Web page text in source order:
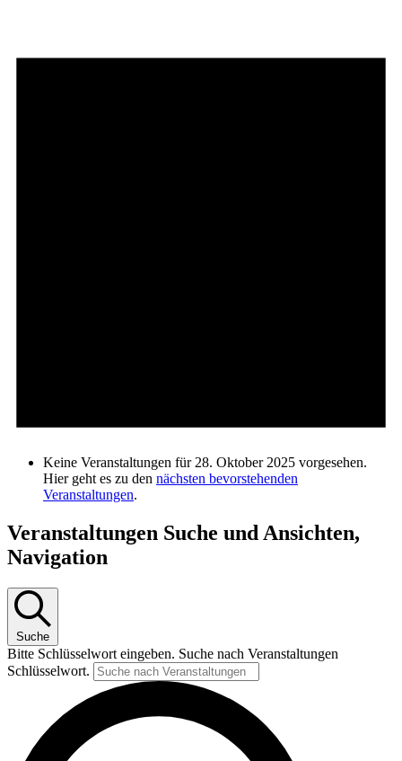
Keine Veranstaltungen für 28. Oktober 2025 vorgesehen.
Hier geht es zu den nächsten bevorstehenden
Veranstaltungen.
Veranstaltungen Suche und Ansichten,
Navigation
Suche
Bitte Schlüsselwort eingeben. Suche nach Veranstaltungen
Schlüsselwort.